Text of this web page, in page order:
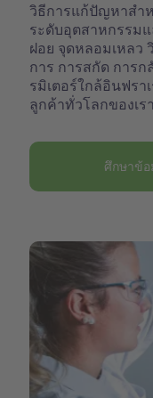
วิธีการแก้ปัญหาสำ
ระดับอุตสาหกรรม
ฝอย จุดหลอมเหลว
การ การสกัด การก
รมิเตอร์ใกล้อินฟรา
ลูกค้าทั่วโลกของเร
ศึกษาข้อ